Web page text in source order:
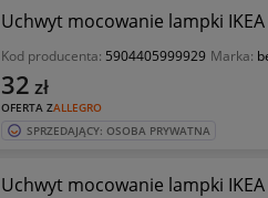
Uchwyt mocowanie lampki IKEA
Kod producenta: 5904405999929 Marka:
OFERTA ZALLEGRO
32 zł
SPRZEDAJĄCY: OSOBA PRYWATNA
Uchwyt mocowanie lampki IKEA